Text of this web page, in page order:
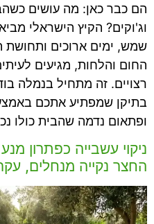
הם כבר כאן: מה עושים
וג'וקים? הקיץ הישראלי
שמש, ימים ארוכים
החום והלחות, מגיעים
רצויים. זה מתחיל בנמלה
בתיקן שמפתיע אתכם
ופתאום נדמה שהבית כולו
ניקוי עשבייה כפתרון
החצר נקייה מנחלים,